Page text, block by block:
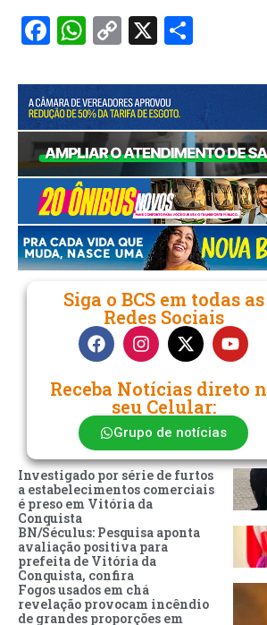
Facebook
WhatsApp
Copy
X
Siga o BCS em todas as
Redes Sociais
Receba Notícias direto
seu Celular:
Grupo de notícias
Investigado por série de furtos
a estabelecimentos comerciais
é preso em Vitória da
Conquista
BN/Séculus: Pesquisa aponta
avaliação positiva para
prefeita de Vitória da
Conquista, confira
Fogos usados em chá
revelação provocam incêndio
de grandes proporções em